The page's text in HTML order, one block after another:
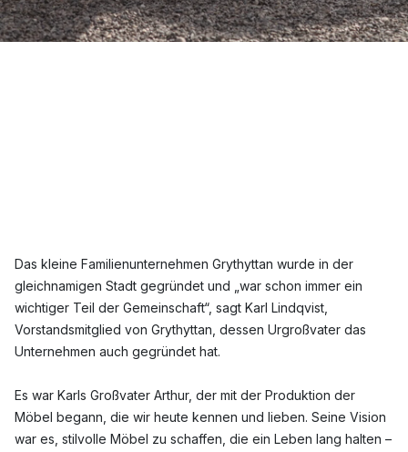
Das kleine Familienunternehmen Grythyttan wurde in der
gleichnamigen Stadt gegründet und „war schon immer ein
wichtiger Teil der Gemeinschaft“, sagt Karl Lindqvist,
Vorstandsmitglied von Grythyttan, dessen Urgroßvater das
Unternehmen auch gegründet hat.
Es war Karls Großvater Arthur, der mit der Produktion der
Möbel begann, die wir heute kennen und lieben. Seine Vision
war es, stilvolle Möbel zu schaffen, die ein Leben lang halten –